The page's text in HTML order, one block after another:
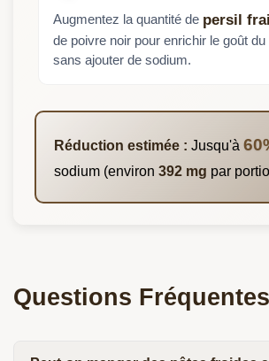
Augmentez la quantité de persil
de poivre noir pour enrichir le goût du
sans ajouter de sodium.
Réduction estimée : Jusqu'à
sodium (environ 392 mg par
Questions Fréquentes